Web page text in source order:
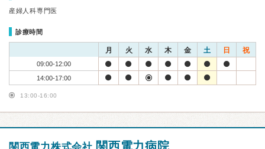
産婦人科専門医
診療時間
月 火 水 木 金 土 日 祝
09:00-12:00
14:00-17:00
13:00-16:00
関西電力病院